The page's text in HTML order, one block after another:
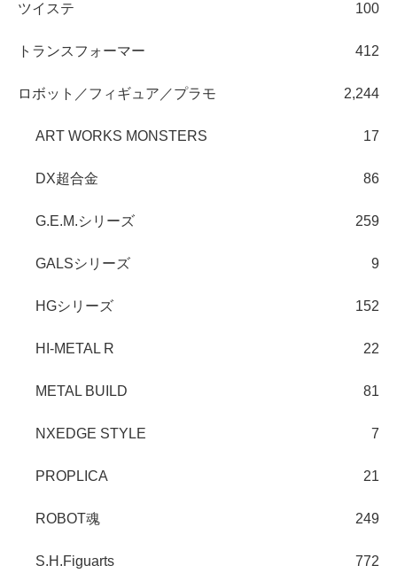
ツイステ 100
トランスフォーマー 412
ロボット／フィギュア／プラモ 2,244
ART WORKS MONSTERS 17
DX超合金 86
G.E.M.シリーズ 259
GALSシリーズ 9
HGシリーズ 152
HI-METAL R 22
METAL BUILD 81
NXEDGE STYLE 7
PROPLICA 21
ROBOT魂 249
S.H.Figuarts 772